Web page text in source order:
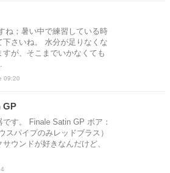
ね；暑い中で練習している時
さいね。 水分が足りなくな
が、そこまでいかなくても
09:20
GP
す。 Finale Satin GP ボア：
スパイプのみレッドブラス）
ウンドが好きなんだけど、